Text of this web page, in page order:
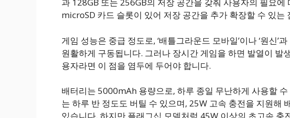
과 128GB 또는 256GB의 저장 공간을 갖춰 사용자의 필요에
microSD 카드 슬롯이 있어 저장 공간을 추가 확장할 수 있는
게임 성능은 중급 정도로, ‘배틀그라운드 모바일’이나 ‘원신’
원활하게 구동됩니다. 그러나 장시간 게임을 하면 발열이 발
용자라면 이 점을 염두에 두어야 합니다.
배터리는 5000mAh 용량으로, 하루 종일 무난하게 사용할
는 하루 반 정도도 버틸 수 있으며, 25W 고속 충전을 지원해